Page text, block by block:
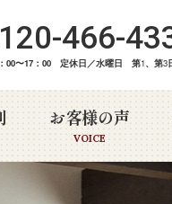
466-
00〜17：00 定休日／水曜日 第1 、第3
お客様の声
VOICE